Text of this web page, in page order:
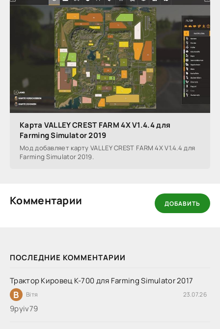
ПОСЛЕДНИЕ КОММЕНТАРИИ
Трактор Кировец К-700 для Farming Simulator 2017
В Вітя 23.07.26
9руіv79
Карта VALLEY CREST FARM 4X V1.4.4 для
Farming Simulator 2019
Мод добавляет карту VALLEY CREST FARM 4X V1.4.4 для
Farming Simulator 2019.
Комментарии ДОБАВИТЬ